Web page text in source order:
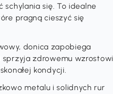
schylania się. To idealne
pragną cieszyć się
donica zapobiega
zdrowemu wzrostowi
kondycji.
metalu i solidnych rur